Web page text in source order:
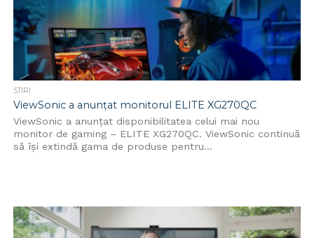
STIRI
ViewSonic a anunțat monitorul ELITE XG270QC
ViewSonic a anunțat disponibilitatea celui mai nou
monitor de gaming – ELITE XG270QC. ViewSonic continuă
să își extindă gama de produse pentru...